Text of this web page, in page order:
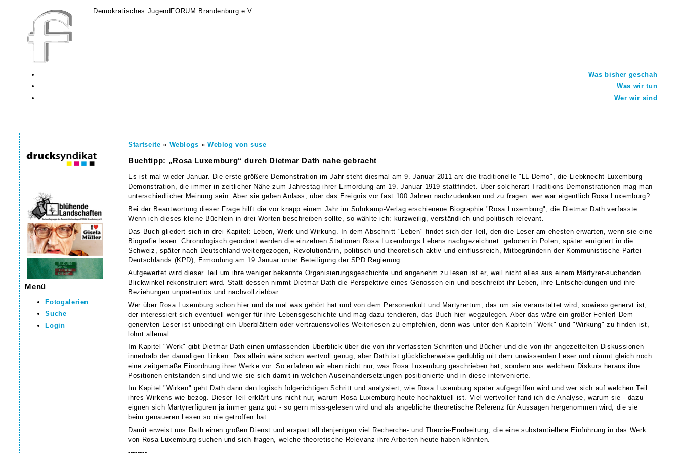
Demokratisches JugendFORUM Brandenburg e.V.
Was bisher geschah
Was wir tun
Wer wir sind
Menü
Fotogalerien
Suche
Login
Startseite » Weblogs » Weblog von suse
Buchtipp: „Rosa Luxemburg“ durch Dietmar Dath nahe gebracht
Es ist mal wieder Januar. Die erste größere Demonstration im Jahr steht diesmal am 9. Januar 2011 an: die traditionelle "LL-Demo", die Liebknecht-Luxemburg
Demonstration, die immer in zeitlicher Nähe zum Jahrestag ihrer Ermordung am 19. Januar 1919 stattfindet. Über solcherart Traditions-Demonstrationen mag man
unterschiedlicher Meinung sein. Aber sie geben Anlass, über das Ereignis vor fast 100 Jahren nachzudenken und zu fragen: wer war eigentlich Rosa Luxemburg?
Bei der Beantwortung dieser Frage hilft die vor knapp einem Jahr im Suhrkamp-Verlag erschienene Biographie "Rosa Luxemburg", die Dietmar Dath verfasste.
Wenn ich dieses kleine Büchlein in drei Worten beschreiben sollte, so wählte ich: kurzweilig, verständlich und politisch relevant.
Das Buch gliedert sich in drei Kapitel: Leben, Werk und Wirkung. In dem Abschnitt "Leben" findet sich der Teil, den die Leser am ehesten erwarten, wenn sie eine
Biografie lesen. Chronologisch geordnet werden die einzelnen Stationen Rosa Luxemburgs Lebens nachgezeichnet: geboren in Polen, später emigriert in die
Schweiz, später nach Deutschland weitergezogen, Revolutionärin, politisch und theoretisch aktiv und einflussreich, Mitbegründerin der Kommunistische Partei
Deutschlands (KPD), Ermordung am 19.Januar unter Beteiligung der SPD Regierung.
Aufgewertet wird dieser Teil um ihre weniger bekannte Organisierungsgeschichte und angenehm zu lesen ist er, weil nicht alles aus einem Märtyrer-suchenden
Blickwinkel rekonstruiert wird. Statt dessen nimmt Dietmar Dath die Perspektive eines Genossen ein und beschreibt ihr Leben, ihre Entscheidungen und ihre
Beziehungen unprätentiös und nachvollziehbar.
Wer über Rosa Luxemburg schon hier und da mal was gehört hat und von dem Personenkult und Märtyrertum, das um sie veranstaltet wird, sowieso genervt ist,
der interessiert sich eventuell weniger für ihre Lebensgeschichte und mag dazu tendieren, das Buch hier wegzulegen. Aber das wäre ein großer Fehler! Dem
genervten Leser ist unbedingt ein Überblättern oder vertrauensvolles Weiterlesen zu empfehlen, denn was unter den Kapiteln "Werk" und "Wirkung" zu finden ist,
lohnt allemal.
Im Kapitel "Werk" gibt Dietmar Dath einen umfassenden Überblick über die von ihr verfassten Schriften und Bücher und die von ihr angezettelten Diskussionen
innerhalb der damaligen Linken. Das allein wäre schon wertvoll genug, aber Dath ist glücklicherweise geduldig mit dem unwissenden Leser und nimmt gleich noch
eine zeitgemäße Einordnung ihrer Werke vor. So erfahren wir eben nicht nur, was Rosa Luxemburg geschrieben hat, sondern aus welchem Diskurs heraus ihre
Positionen entstanden sind und wie sie sich damit in welchen Auseinandersetzungen positionierte und in diese intervenierte.
Im Kapitel "Wirken" geht Dath dann den logisch folgerichtigen Schritt und analysiert, wie Rosa Luxemburg später aufgegriffen wird und wer sich auf welchen Teil
ihres Wirkens wie bezog. Dieser Teil erklärt uns nicht nur, warum Rosa Luxemburg heute hochaktuell ist. Viel wertvoller fand ich die Analyse, warum sie - dazu
eignen sich Märtyrerfiguren ja immer ganz gut - so gern miss-gelesen wird und als angebliche theoretische Referenz für Aussagen hergenommen wird, die sie
beim genaueren Lesen so nie getroffen hat.
Damit erweist uns Dath einen großen Dienst und erspart all denjenigen viel Recherche- und Theorie-Erarbeitung, die eine substantiellere Einführung in das Werk
von Rosa Luxemburg suchen und sich fragen, welche theoretische Relevanz ihre Arbeiten heute haben könnten.